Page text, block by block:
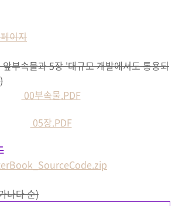
이지
앞부속물과 5장 '대규모 개발에서도 통용되
00부속물.PDF
05장.PDF
나다 순)